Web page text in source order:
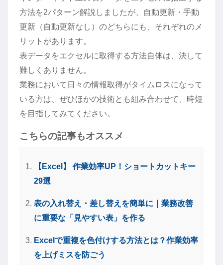
方法を2パターン解説しましたが、自動更新・手動
更新（自動更新なし）のどちらにも、それぞれのメ
リットがあります。
表データをエクセルに取得する方法自体は、決して
難しくありません。
業務において日々の情報取得がタイムロスになって
いる方は、ぜひほかの技術とも組み合わせて、時短
を目指してみてください。
こちらの記事もオススメ
【Excel】 作業効率UP！ショートカットキー
29選
表の入れ替え・差し替えを簡単に｜業務改善
に重要な「見やすい表」を作る
Excelで重複を色付けする方法とは？作業効率
を上げミスを防ごう